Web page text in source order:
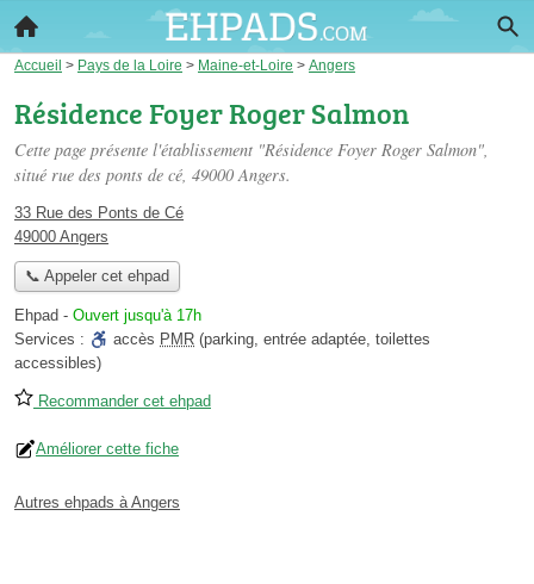
Accueil > Pays de la Loire > Maine-et-Loire > Angers
Résidence Foyer Roger Salmon
Cette page présente l'établissement "Résidence Foyer Roger Salmon",
situé rue des ponts de cé, 49000 Angers.
33 Rue des Ponts de Cé
49000 Angers
📞 Appeler cet ehpad
Ehpad - Ouvert jusqu'à 17h
Services :
accès PMR (parking, entrée adaptée, toilettes
accessibles)
Recommander cet ehpad
Améliorer cette fiche
Autres ehpads à Angers